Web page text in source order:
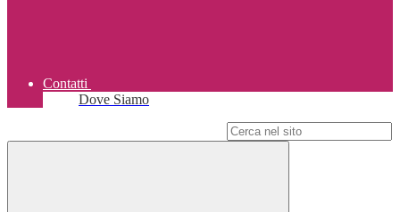
Contatti
Dove Siamo